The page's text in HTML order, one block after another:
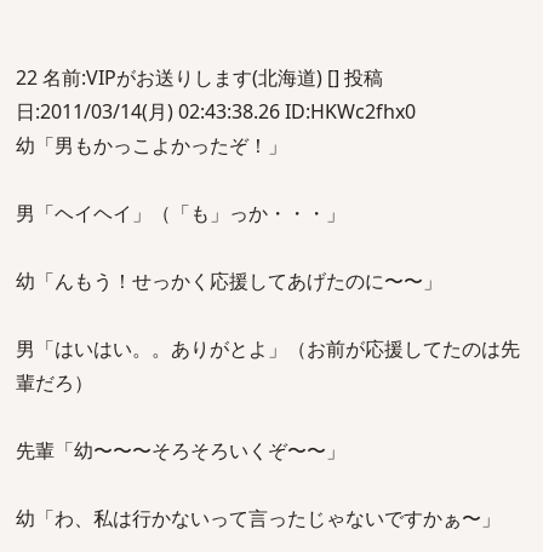
22 名前:VIPがお送りします(北海道) [] 投稿
日:2011/03/14(月) 02:43:38.26 ID:HKWc2fhx0
幼「男もかっこよかったぞ！」
男「ヘイヘイ」（「も」っか・・・」
幼「んもう！せっかく応援してあげたのに〜〜」
男「はいはい。。ありがとよ」（お前が応援してたのは先
輩だろ）
先輩「幼〜〜〜そろそろいくぞ〜〜」
幼「わ、私は行かないって言ったじゃないですかぁ〜」